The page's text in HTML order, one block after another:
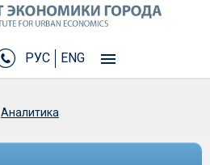
РУС ENG
Аналитика